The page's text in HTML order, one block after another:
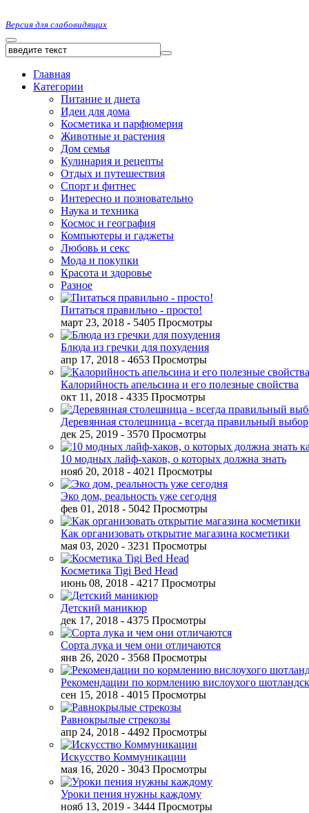
Версия для слабовидящих
Главная
Категории
Питание и диета
Идеи для дома
Косметика и парфюмерия
Животные и растения
Дом семья
Кулинария и рецепты
Отдых и путешествия
Спорт и фитнес
Интересно и позновательно
Наука и техника
Космос и география
Компьютеры и гаджеты
Любовь и секс
Мода и покупки
Красота и здоровье
Разное
Питаться правильно - просто!
март 23, 2018 - 5405 Просмотры
Блюда из гречки для похудения
апр 17, 2018 - 4653 Просмотры
Калорийность апельсина и его полезные свойства
окт 11, 2018 - 4335 Просмотры
Деревянная столешница - всегда правильный выбор
дек 25, 2019 - 3570 Просмотры
10 модных лайф-хаков, о которых должна знать
нояб 20, 2018 - 4021 Просмотры
Эко дом, реальность уже сегодня
фев 01, 2018 - 5042 Просмотры
Как организовать открытие магазина косметики
мая 03, 2020 - 3231 Просмотры
Косметика Tigi Bed Head
июнь 08, 2018 - 4217 Просмотры
Детский маникюр
дек 17, 2018 - 4375 Просмотры
Сорта лука и чем они отличаются
янв 26, 2020 - 3568 Просмотры
Рекомендации по кормлению вислоухого
сен 15, 2018 - 4015 Просмотры
Равнокрылые стрекозы
апр 24, 2018 - 4492 Просмотры
Искусство Коммуникации
мая 16, 2020 - 3043 Просмотры
Уроки пения нужны каждому
нояб 13, 2019 - 3444 Просмотры